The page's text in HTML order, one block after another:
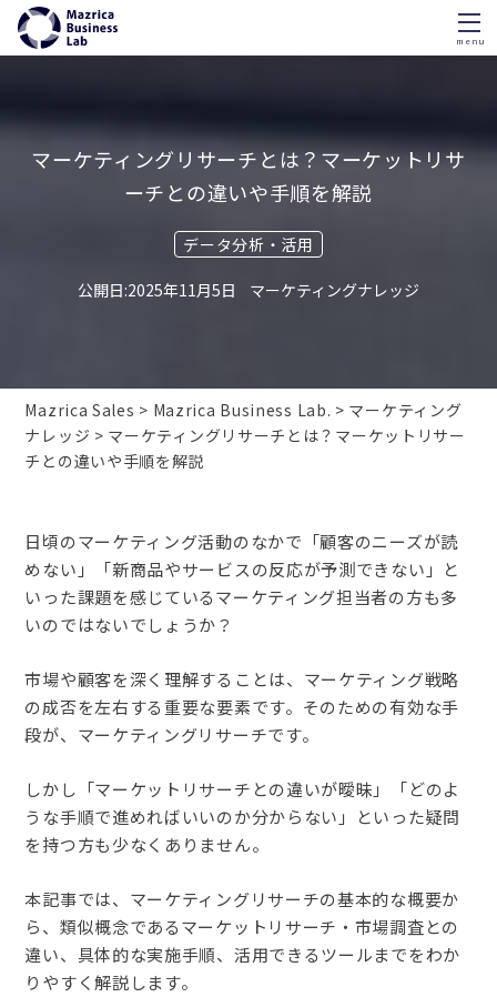
content
menu
マーケティングリサーチとは？マーケットリサ
ーチとの違いや手順を解説
データ分析・活用
2025年11月5日 マーケティングナレッジ
Mazrica Sales Mazrica Business Lab.
マーケティング
ナレッジ
マーケティングリサーチとは？マーケットリサー
チとの違いや手順を解説
日頃のマーケティング活動のなかで「顧客のニーズが読
めない」「新商品やサービスの反応が予測できない」と
いった課題を感じているマーケティング担当者の方も多
いのではないでしょうか？
市場や顧客を深く理解することは、マーケティング戦略
の成否を左右する重要な要素です。そのための有効な手
段が、マーケティングリサーチです。
しかし「マーケットリサーチとの違いが曖昧」「どのよ
うな手順で進めればいいのか分からない」といった疑問
を持つ方も少なくありません。
本記事では、マーケティングリサーチの基本的な概要か
ら、類似概念であるマーケットリサーチ・市場調査との
違い、具体的な実施手順、活用できるツールまでをわか
りやすく解説します。